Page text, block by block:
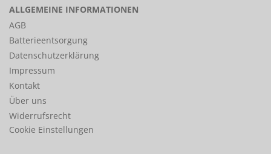
ALLGEMEINE INFORMATIONEN
AGB
Batterieentsorgung
Datenschutzerklärung
Impressum
Kontakt
Über uns
Widerrufsrecht
Cookie Einstellungen